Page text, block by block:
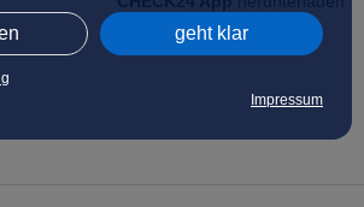
geht klar
Impressum